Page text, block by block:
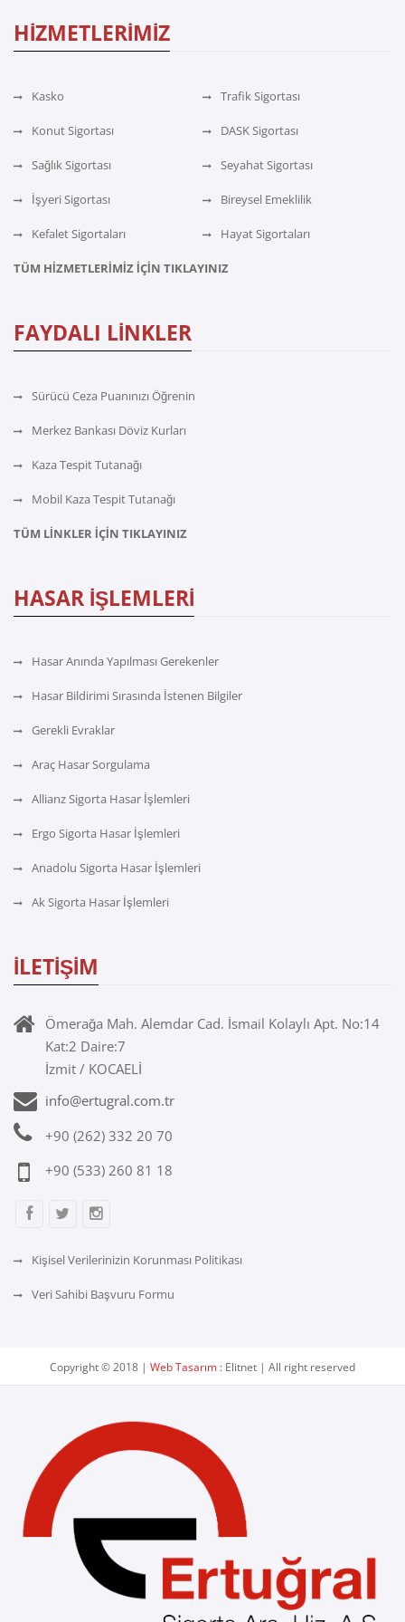
HİZMETLERİMİZ
Kasko Trafik Sigortası
Konut Sigortası DASK Sigortası
Sağlık Sigortası Seyahat Sigortası
İşyeri Sigortası Bireysel Emeklilik
Kefalet Sigortaları Hayat Sigortaları
TÜM HİZMETLERİMİZ İÇİN TIKLAYINIZ
FAYDALI LİNKLER
Sürücü Ceza Puanınızı Öğrenin
Merkez Bankası Döviz Kurları
Kaza Tespit Tutanağı
Mobil Kaza Tespit Tutanağı
TÜM LİNKLER İÇİN TIKLAYINIZ
HASAR İŞLEMLERİ
Hasar Anında Yapılması Gerekenler
Hasar Bildirimi Sırasında İstenen Bilgiler
Gerekli Evraklar
Araç Hasar Sorgulama
Allianz Sigorta Hasar İşlemleri
Ergo Sigorta Hasar İşlemleri
Anadolu Sigorta Hasar İşlemleri
Ak Sigorta Hasar İşlemleri
İLETİŞİM
Ömerağa Mah. Alemdar Cad. İsmail Kolaylı Apt. No:14
Kat:2 Daire:7
İzmit / KOCAELİ
info@ertugral.com.tr
+90 (262) 332 20 70
+90 (533) 260 81 18
Kişisel Verilerinizin Korunması Politikası
Veri Sahibi Başvuru Formu
Copyright © 2018 | Web Tasarım : Elitnet | All right reserved